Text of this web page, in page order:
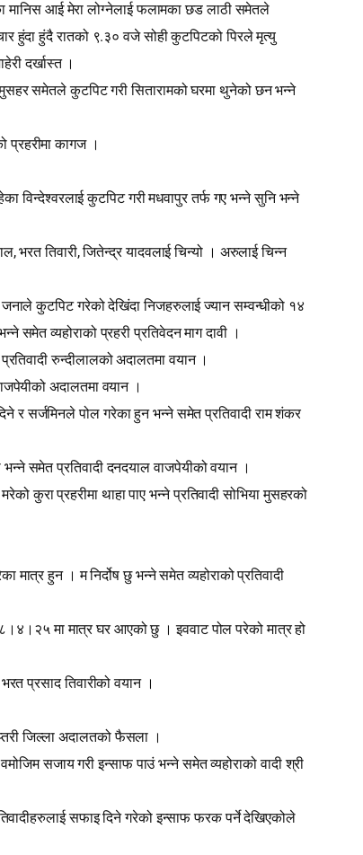
मानिस आई मेरा लोग्नेलाई फलामका छड लाठी समेतले
हुंदा हुंदै रातको ९.३० वजे सोही कुटपिटको पिरले मृत्यु
दर्खास्त ।
समेतले कुटपिट गरी सितारामको घरमा थुनेको छन भन्ने
प्रहरीमा कागज ।
विन्देश्‍वरलाई कुटपिट गरी मधवापुर तर्फ गए भन्ने सुनि भन्ने
,भरत तिवारी,जितेन्द्र यादवलाई चिन्यो । अरुलाई चिन्न
कुटपिट गरेको देखिंदा निजहरुलाई ज्यान सम्वन्धीको १४
समेत व्यहोराको प्रहरी प्रतिवेदन माग दावी ।
रुन्दीलालको अदालतमा वयान ।
अदालतमा वयान ।
र सर्जमिनले पोल गरेका हुन भन्ने समेत प्रतिवादी राम शंकर
भन्ने समेत प्रतिवादी दनदयाल वाजपेयीको वयान ।
प्रहरीमा थाहा पाए भन्‍ने प्रतिवादी सोभिया मुसहरको
मात्र हुन । म निर्दोष छु भन्ने समेत व्यहोराको प्रतिवादी
मा मात्र घर आएको छु । इववाट पोल परेको मात्र हो
प्रसाद तिवारीको वयान ।
जिल्ला अदालतको फैसला ।
सजाय गरी इन्साफ पाउं भन्ने समेत व्यहोराको वादी श्री
सफाइ दिने गरेको इन्साफ फरक पर्ने देखिएकोले